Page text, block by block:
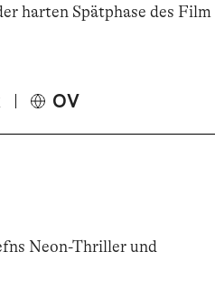
harten Spätphase des Film
OV
Neon-Thriller und